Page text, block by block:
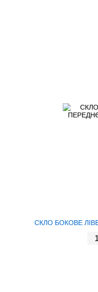
СКЛО БОКОВЕ